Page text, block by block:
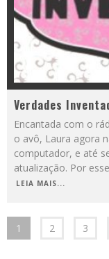
Verdades
Encantada com o
o avô, Laura agora
computador, e até
atualização. Por
LEIA MAIS...
1 2 3